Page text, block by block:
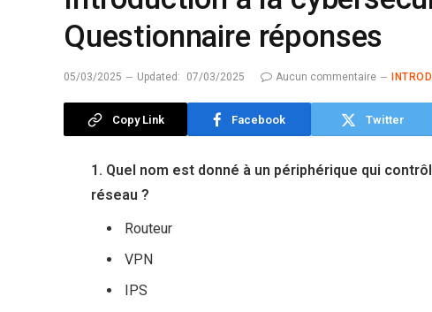
Questionnaire réponses
05/03/2025 Updated: 07/03/2025 Aucun commentaire
Copy Link Facebook Twitter
1. Quel nom est donné à un périphérique qui
réseau ?
Routeur
VPN
IPS